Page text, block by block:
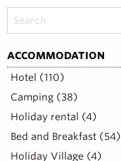
ACCOMMODATION
Hotel (110)
Camping (38)
Holiday rental (4)
Bed and Breakfast (54)
Holiday Village (4)